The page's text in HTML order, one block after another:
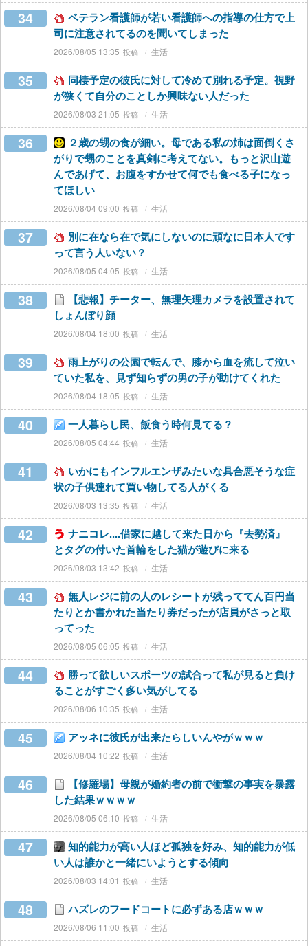
34
ベテラン看護師が若い看護師への指導の仕方で上
司に注意されてるのを聞いてしまった
2026/08/05 13:35 生活
35
同棲予定の彼氏に対して冷めて別れる予定。視野
が狭くて自分のことしか興味ない人だった
2026/08/03 21:05 生活
36
２歳の甥の食が細い。母である私の姉は面倒くさ
がりで甥のことを真剣に考えてない。もっと沢山遊
んであげて、お腹をすかせて何でも食べる子になっ
てほしい
2026/08/04 09:00 生活
37
別に在なら在で気にしないのに頑なに日本人です
って言う人いない？
2026/08/05 04:05 生活
38
【悲報】チーター、無理矢理カメラを設置されて
しょんぼり顔
2026/08/04 18:00 生活
39
雨上がりの公園で転んで、膝から血を流して泣い
ていた私を、見ず知らずの男の子が助けてくれた
2026/08/04 18:05 生活
40 一人暮らし民、飯食う時何見てる？
2026/08/05 04:44 生活
41
いかにもインフルエンザみたいな具合悪そうな症
状の子供連れて買い物してる人がくる
2026/08/03 13:35 生活
42
ナニコレ....借家に越して来た日から『去勢済』
とタグの付いた首輪をした猫が遊びに来る
2026/08/03 13:42 生活
43
無人レジに前の人のレシートが残っててん百円当
たりとか書かれた当たり券だったが店員がさっと取
ってった
2026/08/05 06:05 生活
44
勝って欲しいスポーツの試合って私が見ると負け
ることがすごく多い気がしてる
2026/08/06 10:35 生活
45 アッネに彼氏が出来たらしいんやがｗｗｗ
2026/08/04 10:22 生活
46
【修羅場】母親が婚約者の前で衝撃の事実を暴露
した結果ｗｗｗｗ
2026/08/05 06:10 生活
47
知的能力が高い人ほど孤独を好み、知的能力が低
い人は誰かと一緒にいようとする傾向
2026/08/03 14:01 生活
48 ハズレのフードコートに必ずある店ｗｗｗ
2026/08/06 11:00 生活